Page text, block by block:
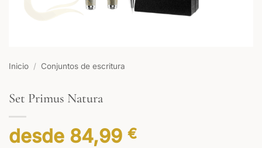
Inicio / Conjuntos de escritura
Set Primus Natura
desde 84,99 €